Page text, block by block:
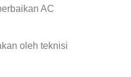
AC
oleh teknisi